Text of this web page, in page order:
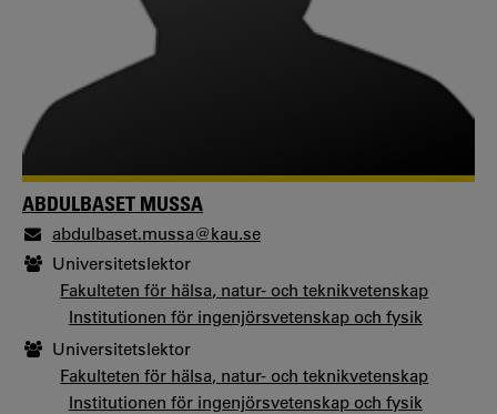
ABDULBASET MUSSA
abdulbaset.mussa@kau.se
Universitetslektor
Fakulteten för hälsa, natur- och teknikvetenskap
Institutionen för ingenjörsvetenskap och fysik
Universitetslektor
Fakulteten för hälsa, natur- och teknikvetenskap
Institutionen för ingenjörsvetenskap och fysik